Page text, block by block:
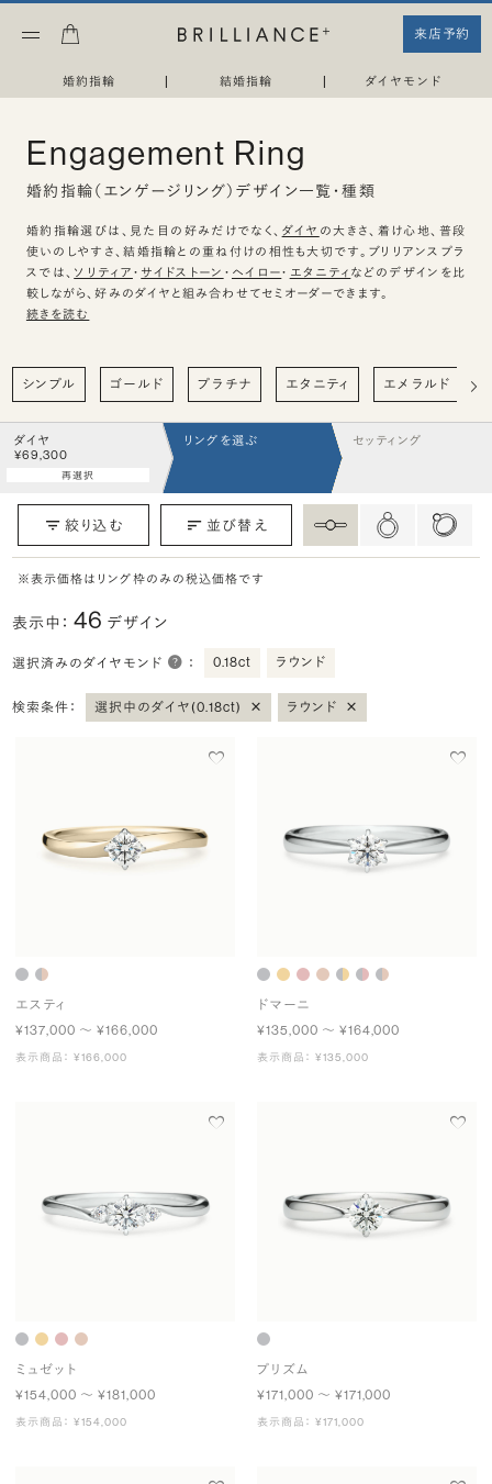
来店予約
婚約指輪 | 結婚指輪 | ダイヤモンド
Engagement Ring
婚約指輪（エンゲージリング）デザイン一覧・種類
婚約指輪選びは、見た目の好みだけでなく、 ダイヤ の大きさ、着け心地、普段
使いのしやすさ、結婚指輪との重ね付けの相性も大切です。ブリリアンスプラ
スでは、 ソリティア ・ サイドストーン ・ ヘイロー・ エタニティ などのデザインを比
較しながら、好みのダイヤと組み合わせてセミオーダーできます。
続きを読む
シンプル ゴールド プラチナ エタニティ エメラルド
ダイヤ
¥69,300
再選択
リングを選ぶ セッティング
絞り込む 並び替え
※表示価格はリング枠のみの税込価格です
表示中：46 デザイン
選択済みのダイヤモンド ： 0.18ct ラウンド
検索条件： 選択中のダイヤ(0.18ct) × ラウンド ×
エスティ
¥137,000 〜 ¥166,000
表示商品： ¥166,000
ドマーニ
¥135,000 〜 ¥164,000
表示商品： ¥135,000
ミュゼット
¥154,000 〜 ¥181,000
表示商品： ¥154,000
プリズム
¥171,000 〜 ¥171,000
表示商品： ¥171,000